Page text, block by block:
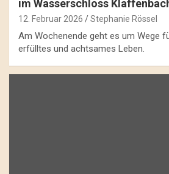
im Wasserschloss
12. Februar 2026 Stephanie Rössel
Am Wochenende geht es um Wege
erfülltes und achtsames Leben.